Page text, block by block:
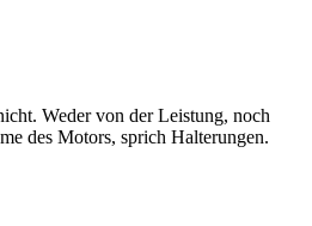
Weder von der Leistung, noch
des Motors, sprich Halterungen.